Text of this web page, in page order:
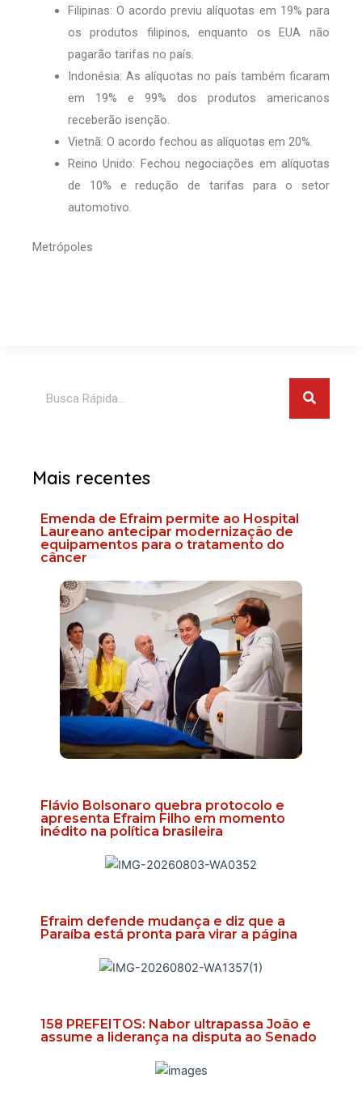
Filipinas: O acordo previu alíquotas em 19% para
os produtos filipinos, enquanto os EUA não
pagarão tarifas no país.
Indonésia: As alíquotas no país também ficaram
em 19% e 99% dos produtos americanos
receberão isenção.
Vietnã: O acordo fechou as alíquotas em 20%.
Reino Unido: Fechou negociações em alíquotas
de 10% e redução de tarifas para o setor
automotivo.
Metrópoles
Mais recentes
Emenda de Efraim permite ao Hospital
Laureano antecipar modernização de
equipamentos para o tratamento do
câncer
Flávio Bolsonaro quebra protocolo e
apresenta Efraim Filho em momento
inédito na política brasileira
Efraim defende mudança e diz que a
Paraíba está pronta para virar a página
158 PREFEITOS: Nabor ultrapassa João e
assume a liderança na disputa ao Senado